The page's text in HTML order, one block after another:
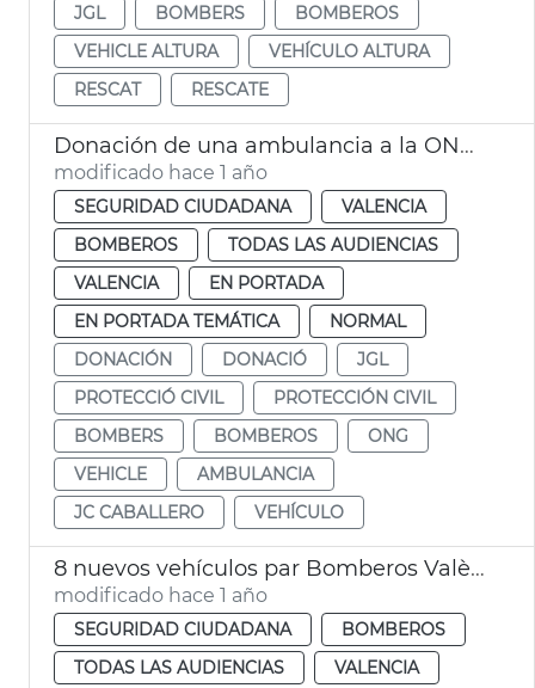
JGL
BOMBERS
BOMBEROS
VEHICLE ALTURA
VEHÍCULO ALTURA
RESCAT
RESCATE
Donación de una ambulancia a la ONG Bombers pel Món
modificado hace 1 año
SEGURIDAD CIUDADANA
VALENCIA
BOMBEROS
TODAS LAS AUDIENCIAS
VALENCIA
EN PORTADA
EN PORTADA TEMÁTICA
NORMAL
DONACIÓN
DONACIÓ
JGL
PROTECCIÓ CIVIL
PROTECCIÓN CIVIL
BOMBERS
BOMBEROS
ONG
VEHICLE
AMBULANCIA
JC CABALLERO
VEHÍCULO
8 nuevos vehículos par Bomberos València
modificado hace 1 año
SEGURIDAD CIUDADANA
BOMBEROS
TODAS LAS AUDIENCIAS
VALENCIA